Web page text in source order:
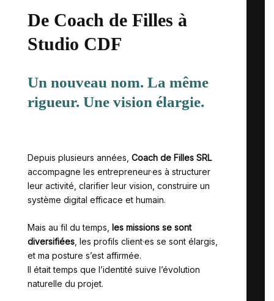
De Coach de Filles à
Studio CDF
Un nouveau nom. La même
rigueur. Une vision élargie.
Depuis plusieurs années, Coach de Filles SRL
accompagne les entrepreneur·es à structurer
leur activité, clarifier leur vision, construire un
système digital efficace et humain.
Mais au fil du temps, les missions se sont
diversifiées, les profils client·es se sont élargis,
et ma posture s’est affirmée.
Il était temps que l’identité suive l’évolution
naturelle du projet.